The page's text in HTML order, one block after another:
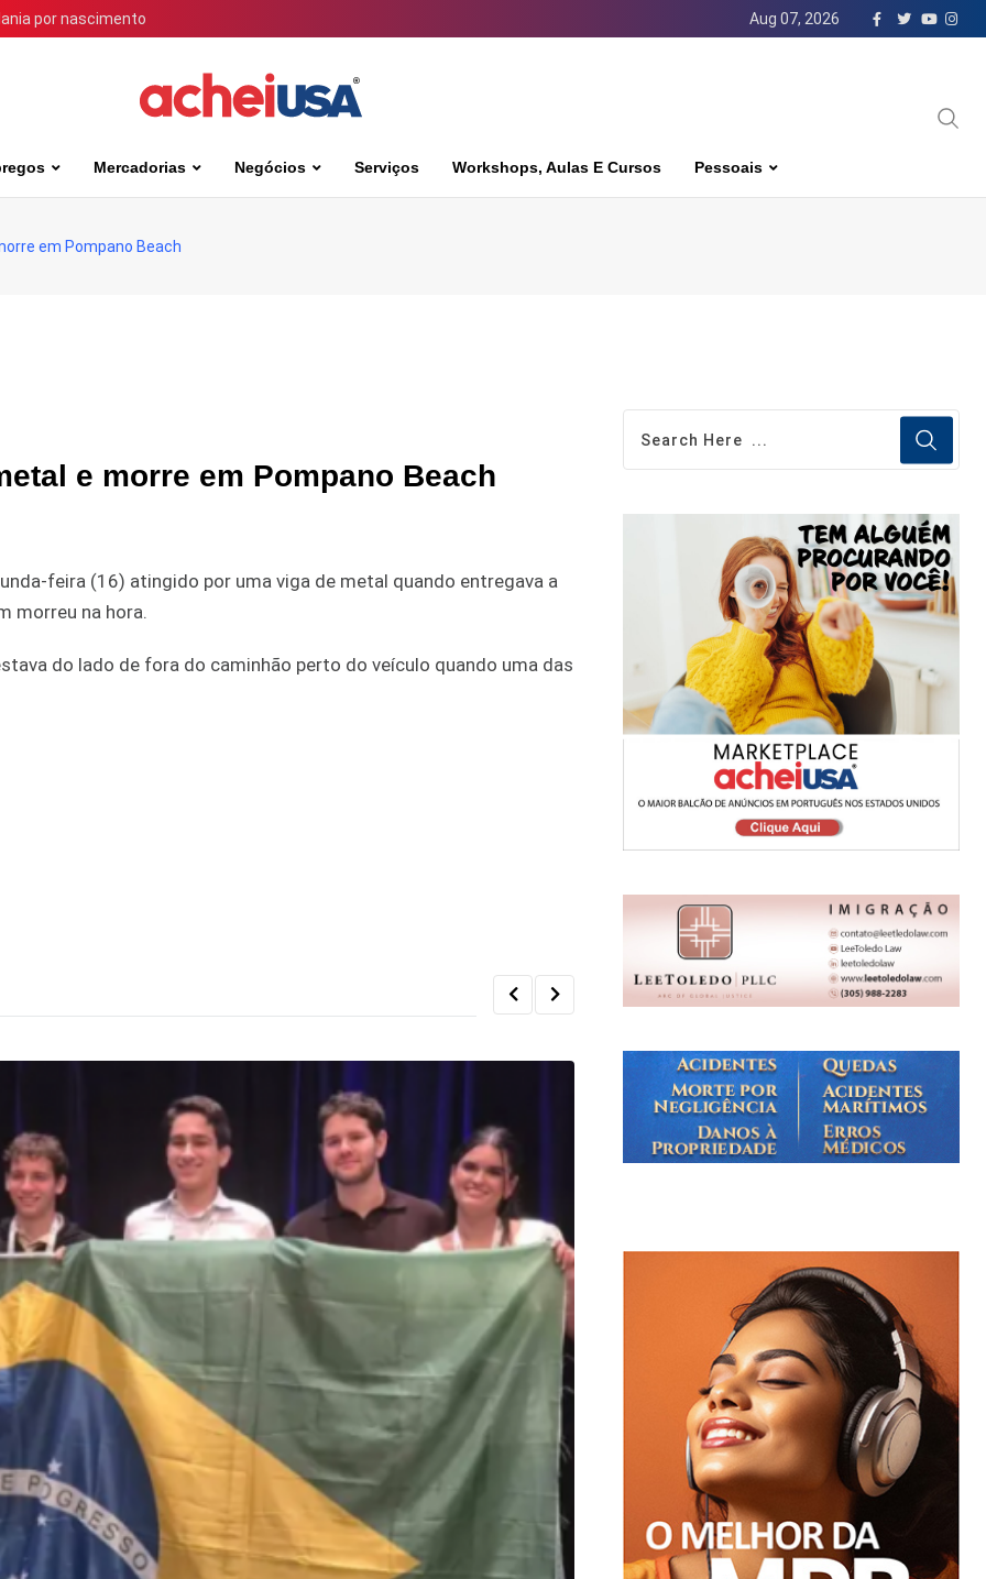
por nascimento Aug 07, 2026
Mercadorias Negócios Serviços Workshops, Aulas E Cursos Pessoais
em Pompano Beach
e morre em Pompano Beach
feira (16) atingido por uma viga de metal quando entregava a
morreu na hora.
do lado de fora do caminhão perto do veículo quando uma das